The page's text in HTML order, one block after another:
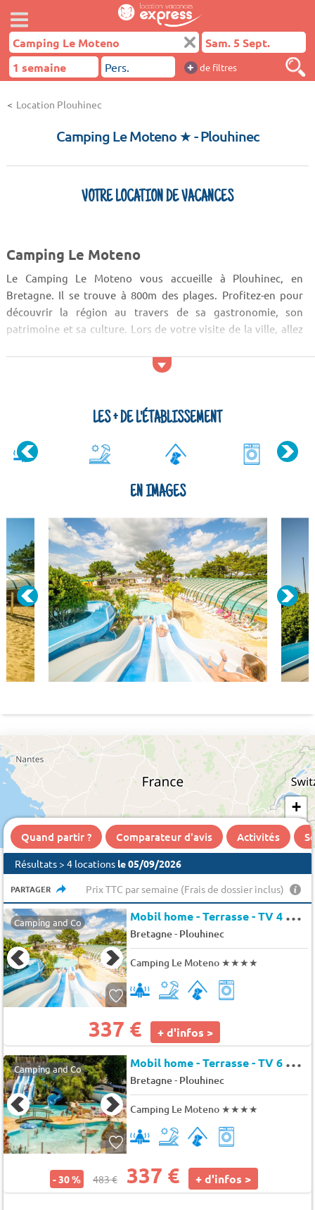
+ de filtres
Location Plouhinec
Camping Le Moteno ★- Plouhinec
VOTRE LOCATION DE VACANCES
Camping Le Moteno
Le Camping Le Moteno vous accueille à Plouhinec, en
Bretagne. Il se trouve à 800m des plages. Profitez-en pour
découvrir la région au travers de sa gastronomie, son
patrimoine et sa culture. Lors de votre visite de la ville, allez
culturelles, faites une virée dans la nature ! Vous serez
LES + DE L'ÉTABLISSEMENT
EN IMAGES
+
−
Quand partir ? Comparateur d'avis Activités
Résultats > 4 locations le 05/09/2026
PARTAGER Prix TTC par semaine (Frais de dossier inclus)
Camping and Co M
obil home - Terrasse - TV 4 pers.
Bretagne- Plouhinec
Camping Le Moteno ★★★★
337 € + d'infos >
Camping and Co M
obil home - Terrasse - TV 6 pers.
Bretagne- Plouhinec
Camping Le Moteno ★★★★
- 30 % 483 € 337 € + d'infos >